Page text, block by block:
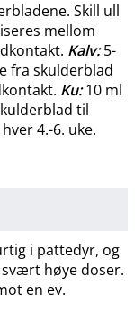
Skill ull
mellom
Kalv:5-
fra skulderblad
Ku:10 ml
til
4.-6. uke.
i pattedyr, og
høye doser.
en ev.